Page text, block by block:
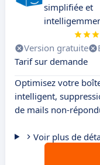
simplifiée et
Version gratuite
Tarif sur demande
Optimisez votre
intelligent,
de mails non-
Voir plus de